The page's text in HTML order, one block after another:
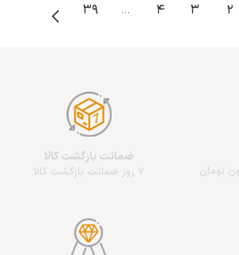
2
3
4
…
39
ضمانت بازگشت کالا
7 روز ضمانت بازگشت کالا